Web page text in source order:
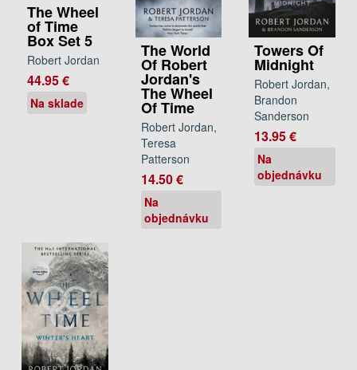
The Wheel
of Time
Box Set 5
Robert Jordan
44.95 €
Na sklade
The World
Of Robert
Jordan's
The Wheel
Of Time
Robert Jordan,
Teresa
Patterson
14.50 €
Na
objednávku
Towers Of
Midnight
Robert Jordan,
Brandon
Sanderson
13.95 €
Na
objednávku